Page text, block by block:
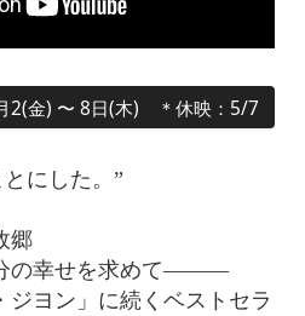
2(金) 〜 8日(木) ＊休映：5/7
にした。”
郷
の幸せを求めて———
ジヨン」に続くベストセラ